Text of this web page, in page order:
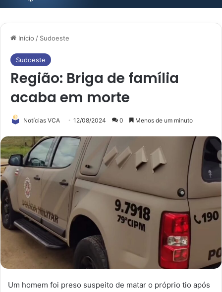
Início / Sudoeste
Sudoeste
Região: Briga de família
acaba em morte
Notícias VCA 12/08/2024 0 Menos de um minuto
Um homem foi preso suspeito de matar o próprio tio após